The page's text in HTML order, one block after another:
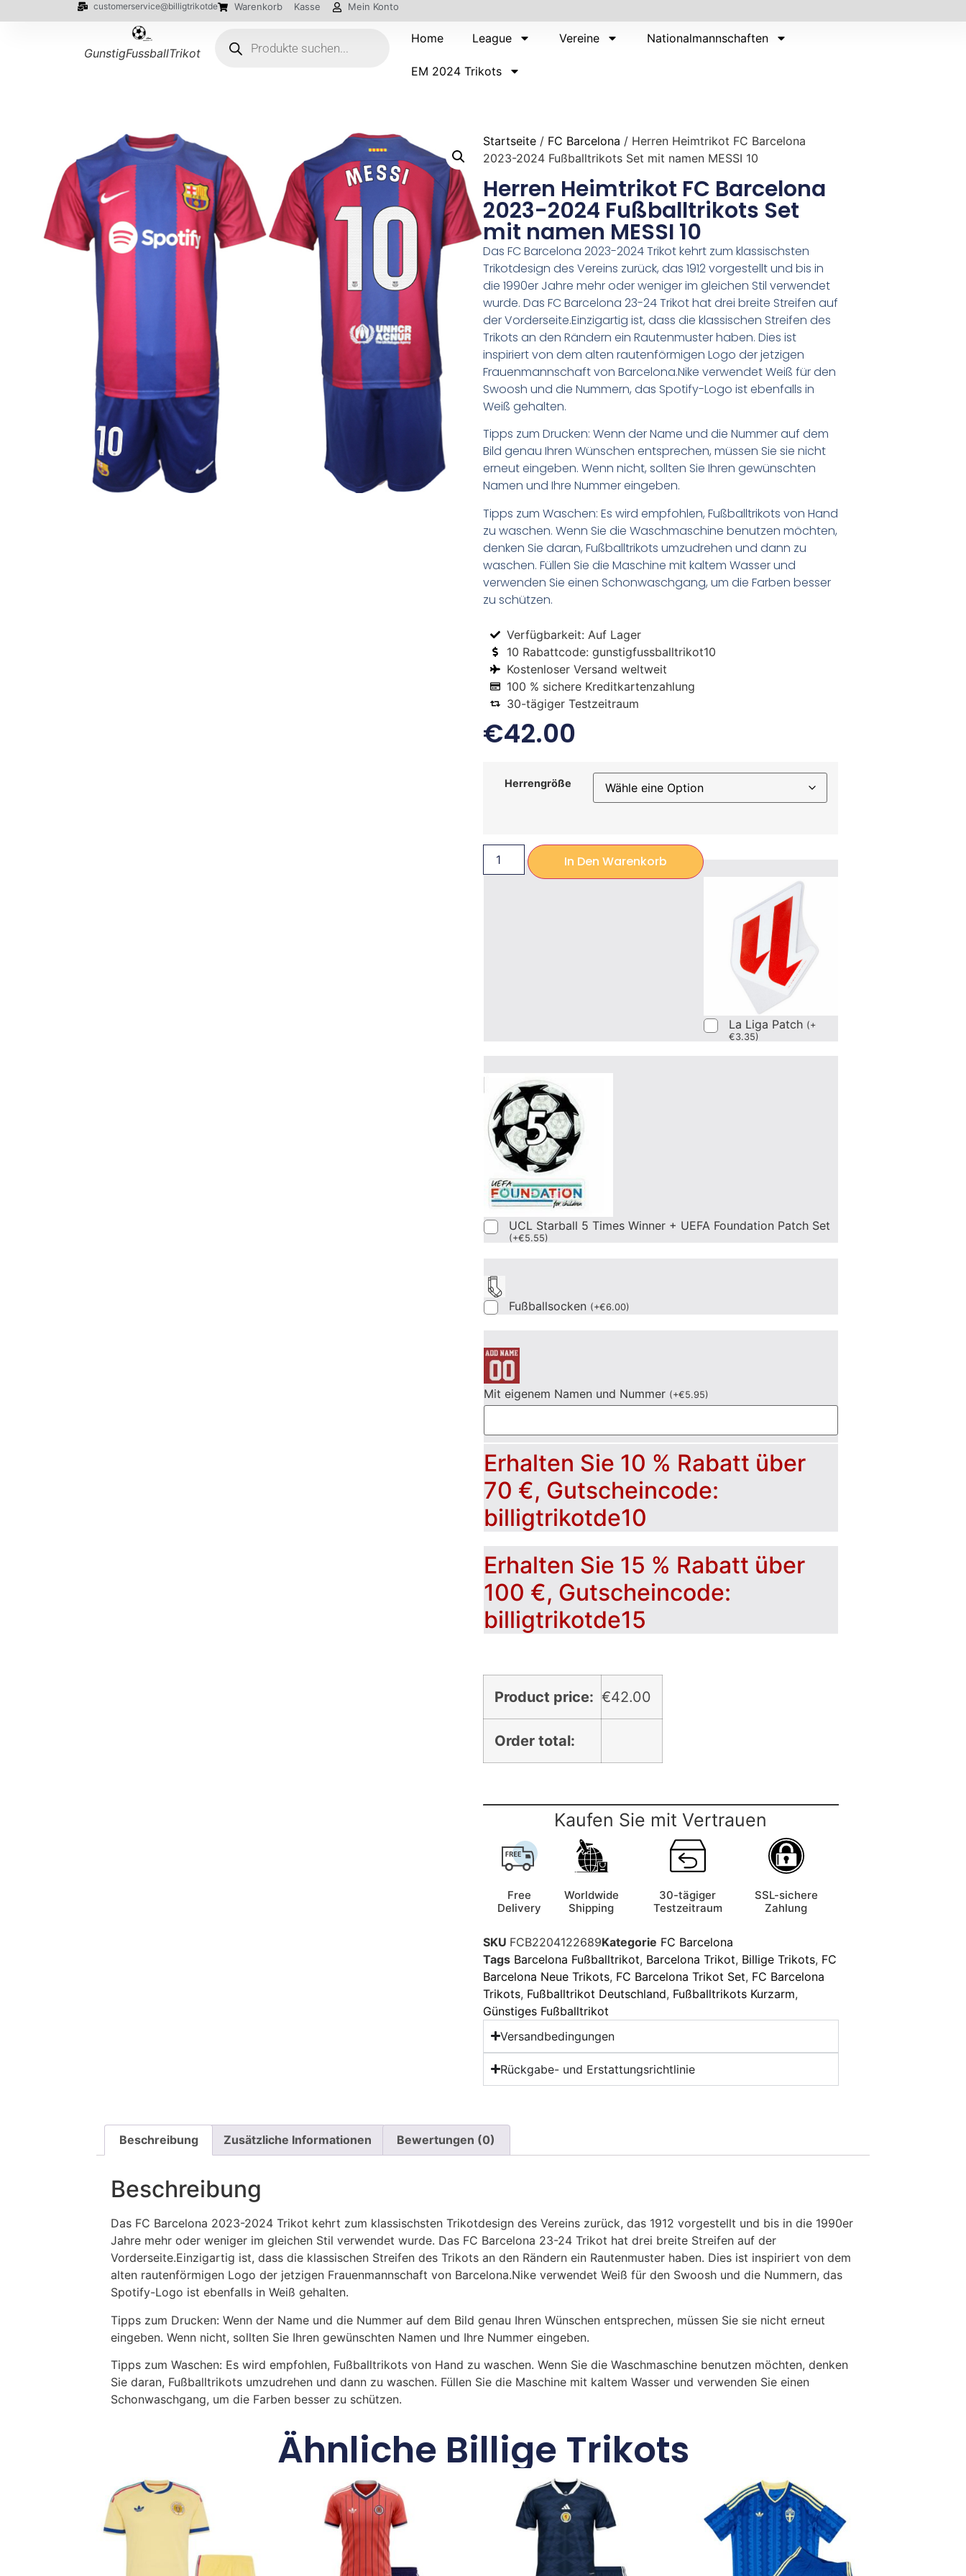
customerservice@billigtrikotde Warenkorb Kasse Mein Konto
GunstigFussballTrikot
Home League Vereine Nationalmannschaften
EM 2024 Trikots
Startseite / FC Barcelona / Herren Heimtrikot FC Barcelona
2023-2024 Fußballtrikots Set mit namen MESSI 10
Herren Heimtrikot FC Barcelona
2023-2024 Fußballtrikots Set
mit namen MESSI 10
Das FC Barcelona 2023-2024 Trikot kehrt zum klassischsten
Trikotdesign des Vereins zurück, das 1912 vorgestellt und bis in
die 1990er Jahre mehr oder weniger im gleichen Stil verwendet
wurde. Das FC Barcelona 23-24 Trikot hat drei breite Streifen auf
der Vorderseite.Einzigartig ist, dass die klassischen Streifen des
Trikots an den Rändern ein Rautenmuster haben. Dies ist
inspiriert von dem alten rautenförmigen Logo der jetzigen
Frauenmannschaft von Barcelona.Nike verwendet Weiß für den
Swoosh und die Nummern, das Spotify-Logo ist ebenfalls in
Weiß gehalten.
Tipps zum Drucken: Wenn der Name und die Nummer auf dem
Bild genau Ihren Wünschen entsprechen, müssen Sie sie nicht
erneut eingeben. Wenn nicht, sollten Sie Ihren gewünschten
Namen und Ihre Nummer eingeben.
Tipps zum Waschen: Es wird empfohlen, Fußballtrikots von Hand
zu waschen. Wenn Sie die Waschmaschine benutzen möchten,
denken Sie daran, Fußballtrikots umzudrehen und dann zu
waschen. Füllen Sie die Maschine mit kaltem Wasser und
verwenden Sie einen Schonwaschgang, um die Farben besser
zu schützen.
Verfügbarkeit: Auf Lager
10 Rabattcode: gunstigfussballtrikot10
Kostenloser Versand weltweit
100 % sichere Kreditkartenzahlung
30-tägiger Testzeitraum
€42.00
Herrengröße
In Den Warenkorb
La Liga Patch (+
€3.35)
UCL Starball 5 Times Winner + UEFA Foundation Patch Set
(+€5.55)
Fußballsocken (+€6.00)
Mit eigenem Namen und Nummer (+€5.95)
Erhalten Sie 10 % Rabatt über
70 €, Gutscheincode:
billigtrikotde10
Erhalten Sie 15 % Rabatt über
100 €, Gutscheincode:
billigtrikotde15
Product price: €42.00
Order total:
Kaufen Sie mit Vertrauen
Free
Delivery
Worldwide
Shipping
30-tägiger
Testzeitraum
SSL-sichere
Zahlung
SKU FCB2204122689Kategorie FC Barcelona
Tags Barcelona Fußballtrikot, Barcelona Trikot, Billige Trikots, FC
Barcelona Neue Trikots, FC Barcelona Trikot Set, FC Barcelona
Trikots, Fußballtrikot Deutschland, Fußballtrikots Kurzarm,
Günstiges Fußballtrikot
Versandbedingungen
Rückgabe- und Erstattungsrichtlinie
Beschreibung Zusätzliche Informationen Bewertungen (0)
Beschreibung
Das FC Barcelona 2023-2024 Trikot kehrt zum klassischsten Trikotdesign des Vereins zurück, das 1912 vorgestellt und bis in die 1990er
Jahre mehr oder weniger im gleichen Stil verwendet wurde. Das FC Barcelona 23-24 Trikot hat drei breite Streifen auf der
Vorderseite.Einzigartig ist, dass die klassischen Streifen des Trikots an den Rändern ein Rautenmuster haben. Dies ist inspiriert von dem
alten rautenförmigen Logo der jetzigen Frauenmannschaft von Barcelona.Nike verwendet Weiß für den Swoosh und die Nummern, das
Spotify-Logo ist ebenfalls in Weiß gehalten.
Tipps zum Drucken: Wenn der Name und die Nummer auf dem Bild genau Ihren Wünschen entsprechen, müssen Sie sie nicht erneut
eingeben. Wenn nicht, sollten Sie Ihren gewünschten Namen und Ihre Nummer eingeben.
Tipps zum Waschen: Es wird empfohlen, Fußballtrikots von Hand zu waschen. Wenn Sie die Waschmaschine benutzen möchten, denken
Sie daran, Fußballtrikots umzudrehen und dann zu waschen. Füllen Sie die Maschine mit kaltem Wasser und verwenden Sie einen
Schonwaschgang, um die Farben besser zu schützen.
Ähnliche Billige Trikots